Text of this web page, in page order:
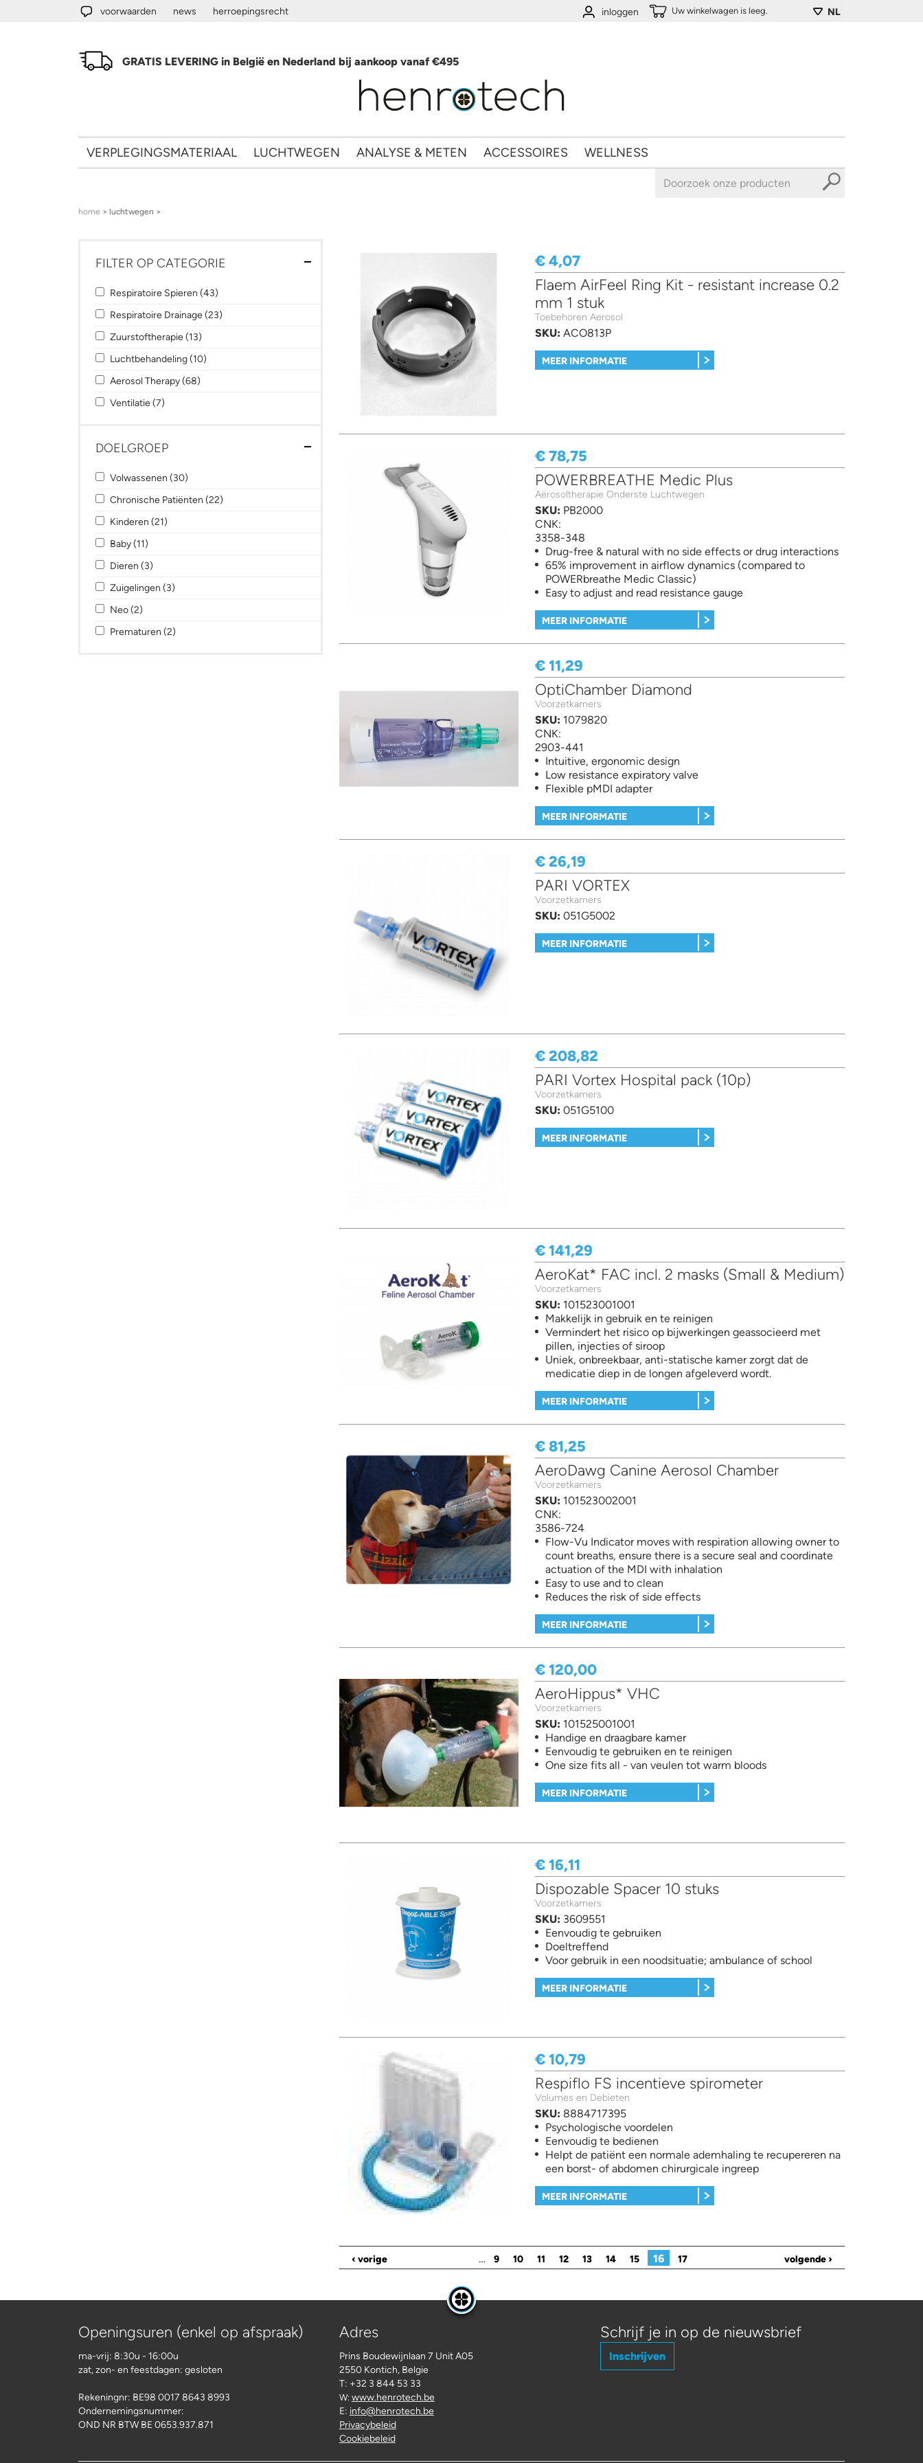
Overslaan en naar de algemene inhoud gaan
voorwaarden news herroepingsrecht NL
Uw winkelwagen is leeg.
inloggen
GRATIS LEVERING in België en Nederland bij aankoop vanaf €495
VERPLEGINGSMATERIAAL LUCHTWEGEN ANALYSE & METEN ACCESSOIRES WELLNESS
U bent hier
home > luchtwegen >
FILTER OP CATEGORIE
Apply Respiratoire Spieren filter
Respiratoire Spieren (43)
Apply Respiratoire Drainage filter
Respiratoire Drainage (23)
Apply Zuurstoftherapie filter
Zuurstoftherapie (13)
Apply Luchtbehandeling filter
Luchtbehandeling (10)
Apply Aerosol Therapy filter
Aerosol Therapy (68)
Apply Ventilatie filter
Ventilatie (7)
DOELGROEP
Apply Volwassenen filter
Volwassenen (30)
Apply Chronische Patiënten filter
Chronische Patiënten (22)
Apply Kinderen filter
Kinderen (21)
Apply Baby filter
Baby (11)
Apply Dieren filter
Dieren (3)
Apply Zuigelingen filter
Zuigelingen (3)
Apply Neo filter
Neo (2)
Apply Prematuren filter
Prematuren (2)
€ 4,07
Flaem AirFeel Ring Kit - resistant increase 0.2
mm 1 stuk
Toebehoren Aerosol
SKU: ACO813P
MEER INFORMATIE
€ 78,75
POWERBREATHE Medic Plus
Aërosoltherapie Onderste Luchtwegen
SKU: PB2000
CNK:
3358-348
Drug-free & natural with no side effects or drug interactions
65% improvement in airflow dynamics (compared to
POWERbreathe Medic Classic)
Easy to adjust and read resistance gauge
MEER INFORMATIE
€ 11,29
OptiChamber Diamond
Voorzetkamers
SKU: 1079820
CNK:
2903-441
Intuitive, ergonomic design
Low resistance expiratory valve
Flexible pMDI adapter
MEER INFORMATIE
€ 26,19
PARI VORTEX
Voorzetkamers
SKU: 051G5002
MEER INFORMATIE
€ 208,82
PARI Vortex Hospital pack (10p)
Voorzetkamers
SKU: 051G5100
MEER INFORMATIE
€ 141,29
AeroKat* FAC incl. 2 masks (Small & Medium)
Voorzetkamers
SKU: 101523001001
Makkelijk in gebruik en te reinigen
Vermindert het risico op bijwerkingen geassocieerd met
pillen, injecties of siroop
Uniek, onbreekbaar, anti-statische kamer zorgt dat de
medicatie diep in de longen afgeleverd wordt.
MEER INFORMATIE
€ 81,25
AeroDawg Canine Aerosol Chamber
Voorzetkamers
SKU: 101523002001
CNK:
3586-724
Flow-Vu Indicator moves with respiration allowing owner to
count breaths, ensure there is a secure seal and coordinate
actuation of the MDI with inhalation
Easy to use and to clean
Reduces the risk of side effects
MEER INFORMATIE
€ 120,00
AeroHippus* VHC
Voorzetkamers
SKU: 101525001001
Handige en draagbare kamer
Eenvoudig te gebruiken en te reinigen
One size fits all - van veulen tot warm bloods
MEER INFORMATIE
€ 16,11
Dispozable Spacer 10 stuks
Voorzetkamers
SKU: 3609551
Eenvoudig te gebruiken
Doeltreffend
Voor gebruik in een noodsituatie; ambulance of school
MEER INFORMATIE
€ 10,79
Respiflo FS incentieve spirometer
Volumes en Debieten
SKU: 8884717395
Psychologische voordelen
Eenvoudig te bedienen
Helpt de patiënt een normale ademhaling te recupereren na
een borst- of abdomen chirurgicale ingreep
MEER INFORMATIE
Pagina's
‹ vorige … 9 10 11 12 13 14 15 16 17 volgende ›
Openingsuren (enkel op afspraak)
ma-vrij: 8:30u - 16:00u
zat, zon- en feestdagen: gesloten
Rekeningnr: BE98 0017 8643 8993
Ondernemingsnummer:
OND NR BTW BE 0653.937.871
Adres
Prins Boudewijnlaan 7 Unit A05
2550 Kontich, Belgie
T: +32 3 844 53 33
W: www.henrotech.be
E: info@henrotech.be
Privacybeleid
Cookiebeleid
Schrijf je in op de nieuwsbrief
Inschrijven